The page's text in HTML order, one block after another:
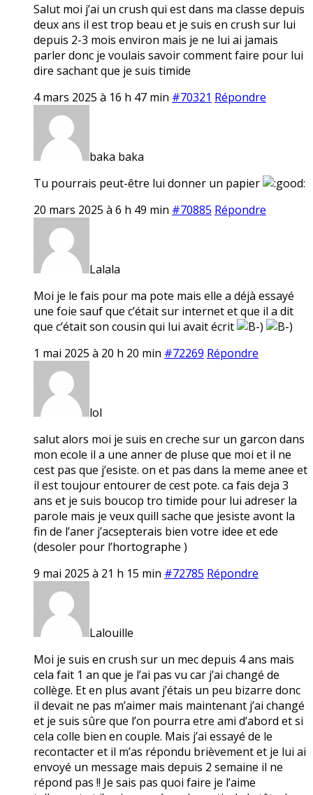
Salut moi j’ai un crush qui est dans ma classe depuis
deux ans il est trop beau et je suis en crush sur lui
depuis 2-3 mois environ mais je ne lui ai jamais
parler donc je voulais savoir comment faire pour lui
dire sachant que je suis timide
4 mars 2025 à 16 h 47 min #70321 Répondre
baka baka
Tu pourrais peut-être lui donner un papier
20 mars 2025 à 6 h 49 min #70885 Répondre
Lalala
Moi je le fais pour ma pote mais elle a déjà essayé
une foie sauf que c’était sur internet et que il a dit
que c’était son cousin qui lui avait écrit
1 mai 2025 à 20 h 20 min #72269 Répondre
lol
salut alors moi je suis en creche sur un garcon dans
mon ecole il a une anner de pluse que moi et il ne
cest pas que j’esiste. on et pas dans la meme anee et
il est toujour entourer de cest pote. ca fais deja 3
ans et je suis boucop tro timide pour lui adreser la
parole mais je veux quill sache que jesiste avont la
fin de l’aner j’acsepterais bien votre idee et ede
(desoler pour l’hortographe )
9 mai 2025 à 21 h 15 min #72785 Répondre
Lalouille
Moi je suis en crush sur un mec depuis 4 ans mais
cela fait 1 an que je l’ai pas vu car j’ai changé de
collège. Et en plus avant j’étais un peu bizarre donc
il devait ne pas m’aimer mais maintenant j’ai changé
et je suis sûre que l’on pourra etre ami d’abord et si
cela colle bien en couple. Mais j’ai essayé de le
recontacter et il m’as répondu brièvement et je lui ai
envoyé un message mais depuis 2 semaine il ne
répond pas !! Je sais pas quoi faire je l’aime